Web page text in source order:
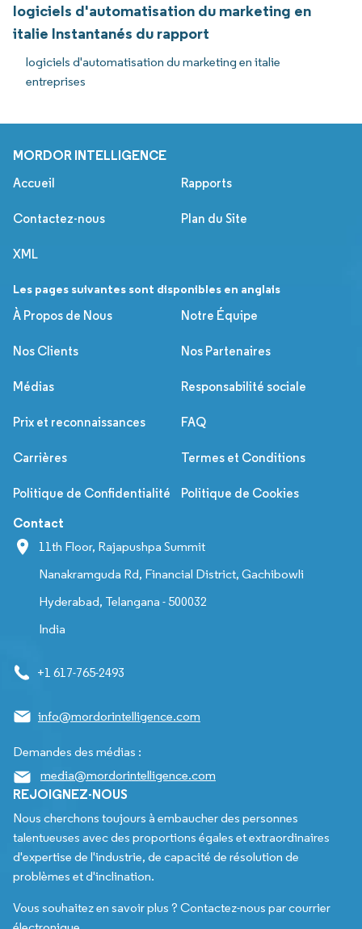
logiciels d'automatisation du marketing en
italie Instantanés du rapport
logiciels d'automatisation du marketing en italie
entreprises
MORDOR INTELLIGENCE
Accueil Rapports
Contactez-nous Plan du Site
XML
Les pages suivantes sont disponibles en anglais
À Propos de Nous
Notre Équipe
Nos Clients Nos Partenaires
Médias Responsabilité sociale
Prix et reconnaissances FAQ
Carrières Termes et Conditions
Politique de Confidentialité Politique de Cookies
Contact
11th Floor, Rajapushpa Summit
Nanakramguda Rd, Financial District, Gachibowli
Hyderabad, Telangana - 500032
India
+1 617-765-2493
info@mordorintelligence.com
Demandes des médias :
media@mordorintelligence.com
REJOIGNEZ-NOUS
Nous cherchons toujours à embaucher des personnes
talentueuses avec des proportions égales et extraordinaires
d'expertise de l'industrie, de capacité de résolution de
problèmes et d'inclination.
Vous souhaitez en savoir plus ? Contactez-nous par courrier